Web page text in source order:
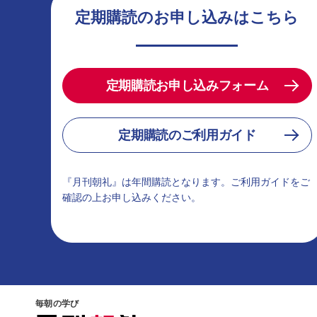
定期購読のお申し込みはこちら
定期購読お申し込みフォーム
定期購読のご利用ガイド
『月刊朝礼』は年間購読となります。ご利用ガイドをご
確認の上お申し込みください。
毎朝の学び